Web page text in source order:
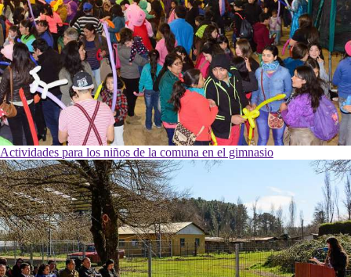
Actividades para los niños de la comuna en el gimnasio